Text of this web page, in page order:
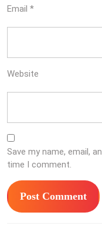
Email *
Website
Save my name, email,
time I comment.